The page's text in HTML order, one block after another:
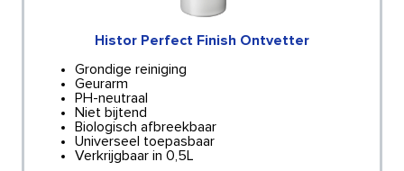
Histor Perfect Finish Ontvetter
Grondige reiniging
Geurarm
PH-neutraal
Niet bijtend
Biologisch afbreekbaar
Universeel toepasbaar
Verkrijgbaar in 0,5L